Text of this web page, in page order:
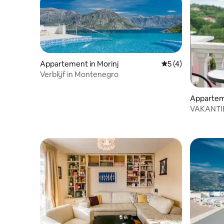
Appartement in Morinj Gemiddelde
5 (4)
Verblijf in Montenegro